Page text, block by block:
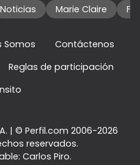
Noticias Marie Claire
Somos
Contáctenos
Reglas de participación
| © Perfil.com 2006-2026
reservados.
Carlos Piro.